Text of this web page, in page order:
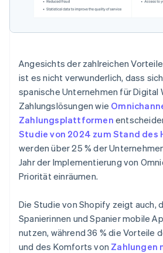
Angesichts der zahlreichen
ist es nicht verwunderlich, dass
spanische Unternehmen für Digital
Zahlungslösungen wie
Zahlungsplattformen
Studie von 2024 zum Stand des
werden über 25 % der
Jahr der Implementierung von
Priorität einräumen.
Die Studie von Shopify zeigt auch,
Spanierinnen und Spanier mobile
nutzen, während 36 % die Vorteile
und des Komforts von Zahlungen